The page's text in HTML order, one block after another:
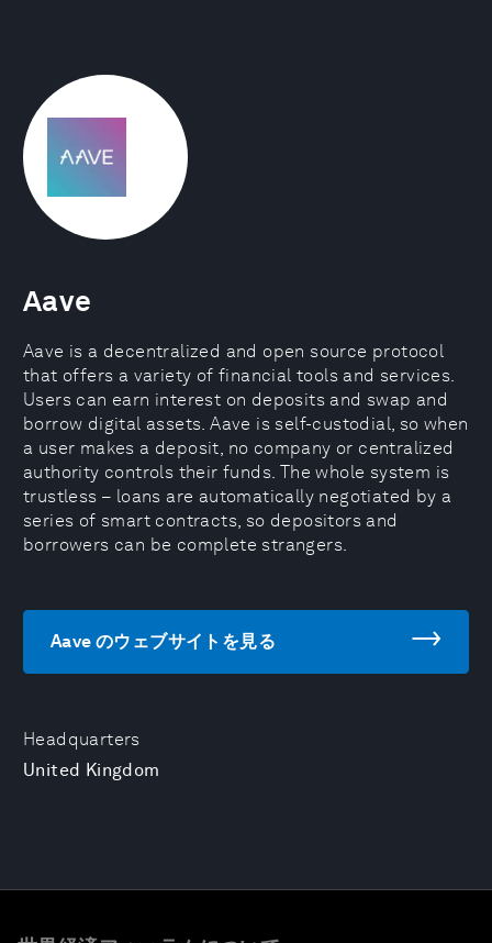
Headquarters
United Kingdom
Aave
Aave is a decentralized and open source protocol
that offers a variety of financial tools and services.
Users can earn interest on deposits and swap and
borrow digital assets. Aave is self-custodial, so when
a user makes a deposit, no company or centralized
authority controls their funds. The whole system is
trustless – loans are automatically negotiated by a
series of smart contracts, so depositors and
borrowers can be complete strangers.
Aave のウェブサイトを見る